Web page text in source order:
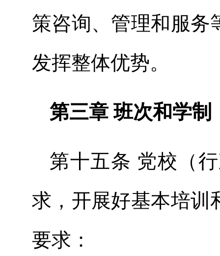
策咨询、管理和服务
发挥整体优势。
第三章 班次和学制
第十五条 党校（
求，开展好基本培训
要求：